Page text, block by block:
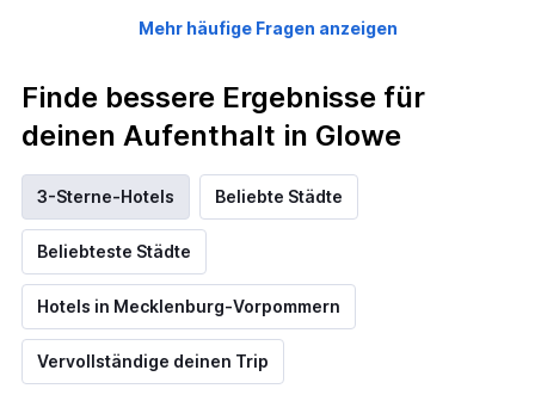
Mehr häufige Fragen anzeigen
Finde bessere Ergebnisse für
deinen Aufenthalt in Glowe
3-Sterne-Hotels Beliebte Städte
Beliebteste Städte
Hotels in Mecklenburg-Vorpommern
Vervollständige deinen Trip